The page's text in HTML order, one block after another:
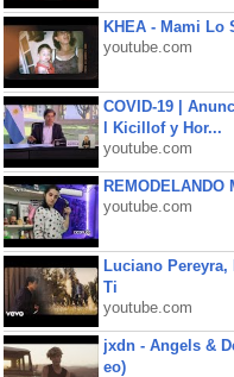
KHEA - Mami Lo
youtube.com
COVID-19 |
l Kicillof y Hor...
youtube.com
REMODELANDO
youtube.com
Luciano Pereyra,
Ti
youtube.com
jxdn - Angels &
eo)